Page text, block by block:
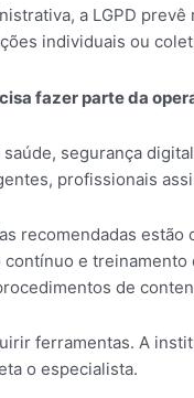
a LGPD
individuais ou
fazer parte da
saúde, segurança
profissionais
recomendadas
e
de
ferramentas. A
o especialista.